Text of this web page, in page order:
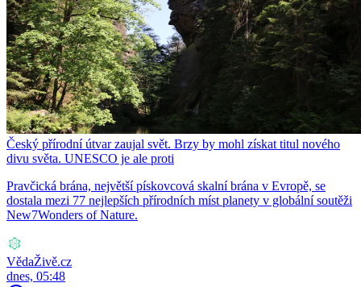
Český přírodní útvar zaujal svět. Brzy by mohl získat titul nového
divu světa. UNESCO je ale proti
Pravčická brána, největší pískovcová skalní brána v Evropě, se
dostala mezi 77 nejlepších přírodních míst planety v globální soutěži
New7Wonders of Nature.
VědaŽivě.cz
dnes, 05:48